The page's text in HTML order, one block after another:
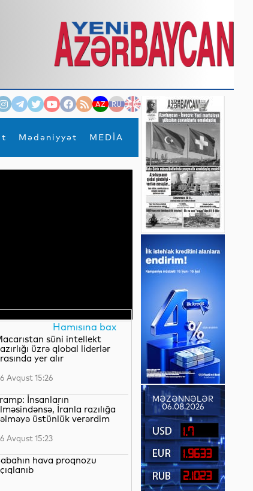
AZ RU EN
Mədəniyyət MEDİA
×
Hamısına bax
süni intellekt
üzrə qlobal liderlər
yer alır
Avqust 15:26
İnsanların
İranla razılığa
üstünlük verərdim
Avqust 15:23
hava proqnozu
MƏZƏNNƏLƏR
06.08.2026
1.7
1.9633
2.1023